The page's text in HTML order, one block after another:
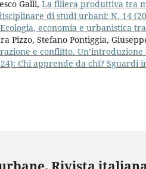
Galli, La filiera produttiva tra
di studi urbani: N. 14
Ecologia, economia e urbanistica
Pizzo, Stefano Pontiggia,
e conflitto. Un’introduzione
Chi apprende da chi?